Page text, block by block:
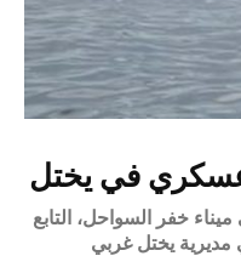
في يختل
خفر السواحل، التابع
مديرية يختل غربي